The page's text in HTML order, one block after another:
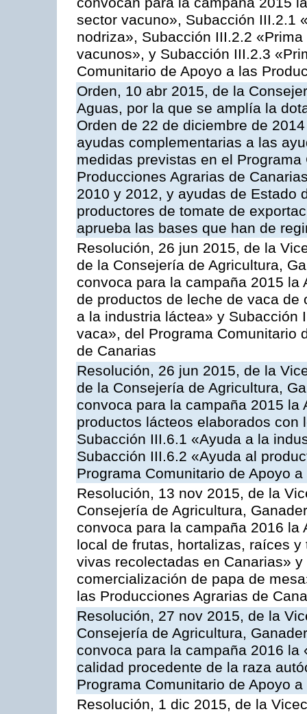
sector vacuno», Subacción III.2.1
nodriza», Subacción III.2.2
vacunos», y Subacción III.2.3
Comunitario de Apoyo a las
Orden, 10 abr 2015, de la
Aguas, por la que se amplía la
Orden de 22 de diciembre de
ayudas complementarias a las
medidas previstas en el
Producciones Agrarias de
2010 y 2012, y ayudas de Estado
productores de tomate de
aprueba las bases que han de
Resolución, 26 jun 2015, de la
de la Consejería de Agricultura,
convoca para la campaña 2015
de productos de leche de vaca
a la industria láctea» y Subacción
vaca», del Programa Comunitario
de Canarias
Resolución, 26 jun 2015, de la
de la Consejería de Agricultura,
convoca para la campaña 2015
productos lácteos elaborados
Subacción III.6.1 «Ayuda a la
Subacción III.6.2 «Ayuda al
Programa Comunitario de Apoyo
Resolución, 13 nov 2015, de la
Consejería de Agricultura,
convoca para la campaña 2016
local de frutas, hortalizas, raíces
vivas recolectadas en Canarias»
comercialización de papa de
las Producciones Agrarias de
Resolución, 27 nov 2015, de la
Consejería de Agricultura,
convoca para la campaña 2016
calidad procedente de la raza
Programa Comunitario de Apoyo
Resolución, 1 dic 2015, de la